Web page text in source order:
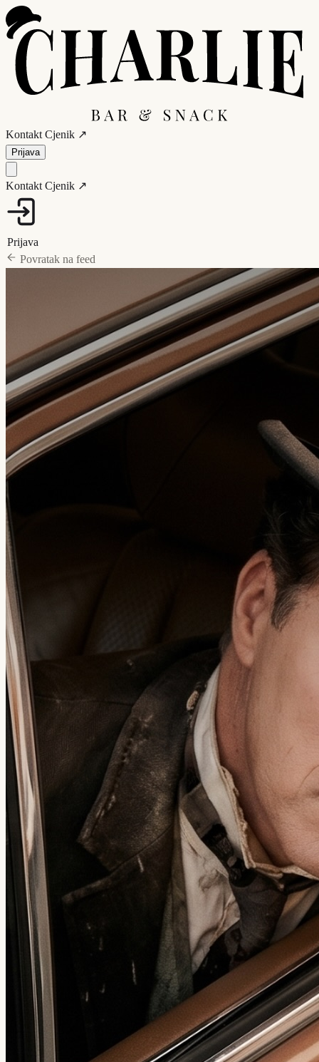
Kontakt Cjenik ↗
Prijava
Kontakt Cjenik ↗
Prijava
Povratak na feed